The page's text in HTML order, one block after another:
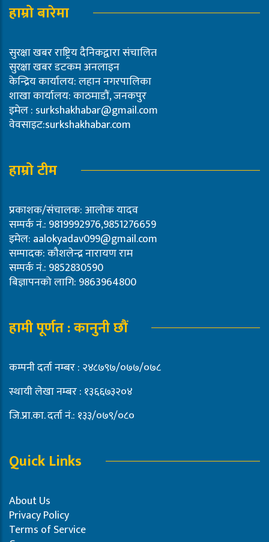
हाम्रो बारेमा
सुरक्षा खबर राष्ट्रिय दैनिकद्वारा संचालित
सुरक्षा खबर डटकम अनलाइन
केन्द्रिय कार्यालय: लहान नगरपालिका
शाखा कार्यालय: काठमाडौं, जनकपुर
इमेल : surkshakhabar@gmail.com
वेवसाइट:surkshakhabar.com
हाम्रो टीम
प्रकाशक/संचालक: आलोक यादव
सम्पर्क नं.: 9819992976,9851276659
इमेल: aalokyadav099@gmail.com
सम्पादक: कौशलेन्द्र नारायण राम
सम्पर्क नं.: 9852830590
बिज्ञापनको लागि: 9863964800
हामी पूर्णत : कानुनी छौं
कम्पनी दर्ता नम्बर : २४८७९७/०७७/०७८
स्थायी लेखा नम्बर : १३६६७३२०४
जि.प्रा.का. दर्ता नं.: १३३/०७९/०८०
Quick Links
About Us
Privacy Policy
Terms of Service